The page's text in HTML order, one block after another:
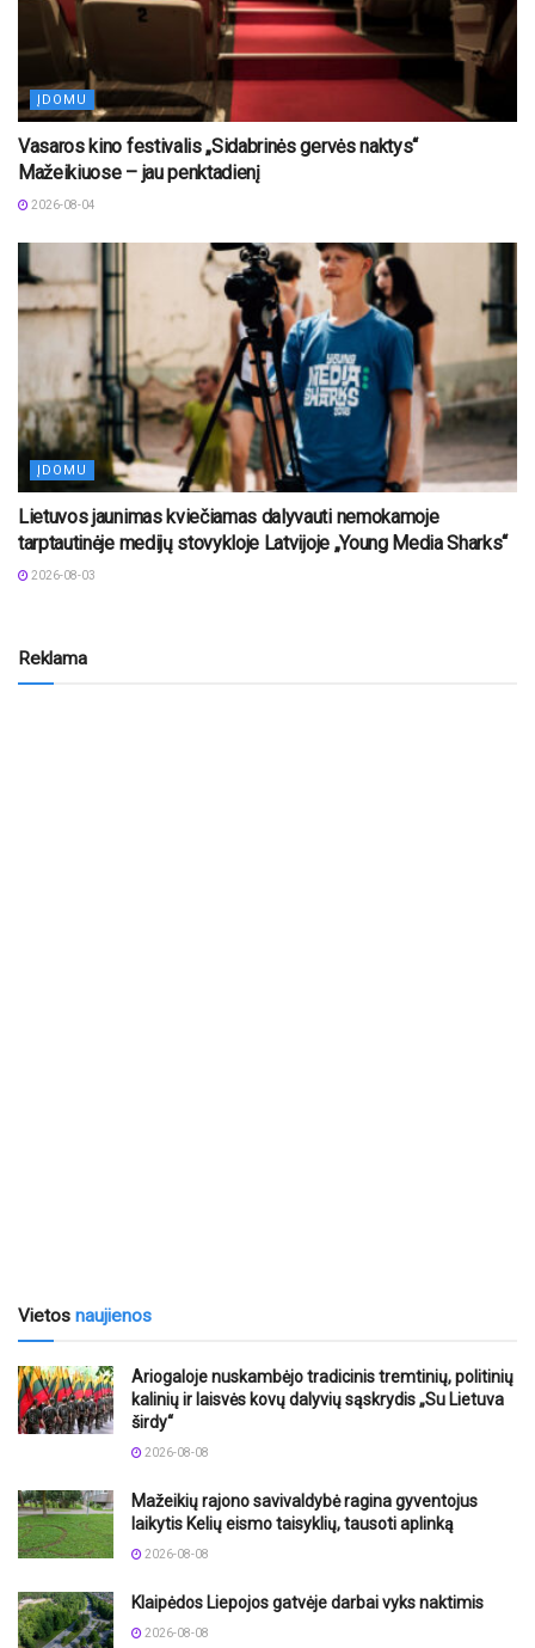
ĮDOMU
Vasaros kino festivalis „Sidabrinės gervės naktys“
Mažeikiuose – jau penktadienį
2026-08-04
ĮDOMU
Lietuvos jaunimas kviečiamas dalyvauti nemokamoje
tarptautinėje medijų stovykloje Latvijoje „Young Media Sharks“
2026-08-03
Reklama
Vietos naujienos
Ariogaloje nuskambėjo tradicinis tremtinių, politinių
kalinių ir laisvės kovų dalyvių sąskrydis „Su Lietuva
širdy“
2026-08-08
Mažeikių rajono savivaldybė ragina gyventojus
laikytis Kelių eismo taisyklių, tausoti aplinką
2026-08-08
Klaipėdos Liepojos gatvėje darbai vyks naktimis
2026-08-08